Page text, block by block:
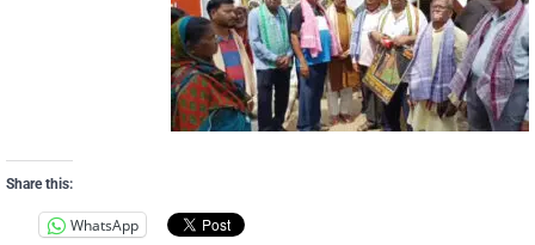
Share this:
WhatsApp